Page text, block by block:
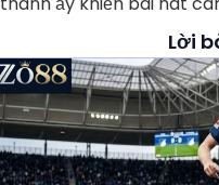
Lời